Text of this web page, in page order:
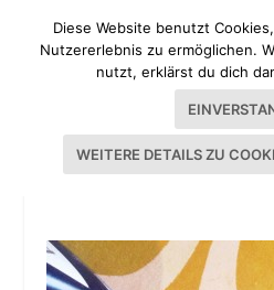
SCHRÄGBAND-SALAT
Diese Website benutzt
Nutzererlebnis zu ermöglichen.
nutzt, erklärst du dich
WEITERE DETAILS ZU